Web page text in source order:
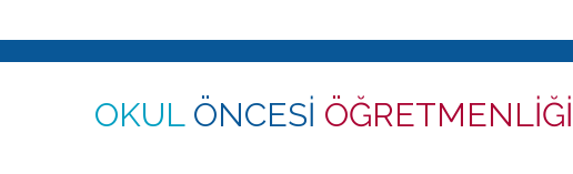
OKUL ÖNCESİ ÖĞRETMENLİĞİ